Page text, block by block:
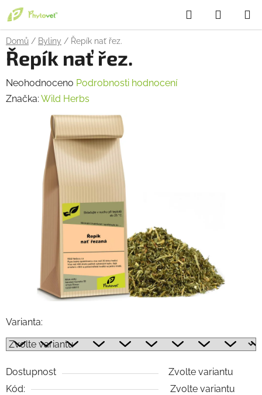
Přejít
na
obsah
Hledat
KOŠÍK
Domů / Byliny / Řepík nať řez.
Varianta:
Dostupnost
Zvolte variantu
Kód:
Zvolte variantu
Řepík nať řez.
Průměrné
hodnocení
Neohodnoceno Podrobnosti hodnocení
Značka: Wild Herbs